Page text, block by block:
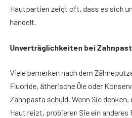
Hautpartien zeigt oft, dass es sich
handelt.
Unverträglichkeiten bei
Viele bemerken nach dem
Fluoride, ätherische Öle oder
Zahnpasta schuld. Wenn Sie
Haut reizt, probieren Sie ein anderes